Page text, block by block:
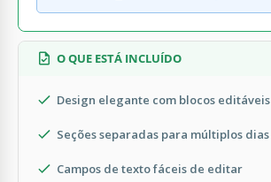
O QUE ESTÁ INCLUÍDO
Design elegante com blocos editáveis
Seções separadas para múltiplos dias
Campos de texto fáceis de editar